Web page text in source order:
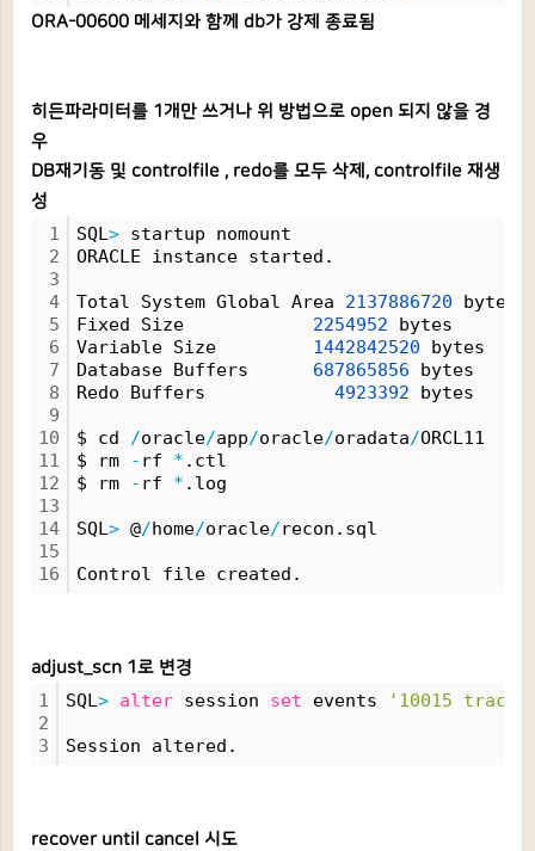
ORA-00600 메세지와 함께 db가 강제 종료됨
히든파라미터를 1개만 쓰거나 위 방법으로 open 되지 않을 경
우
DB재기동 및 controlfile , redo를 모두 삭제, controlfile 재생
성
1
2
3
4
5
6
7
8
9
10
11
12
13
14
15
16
SQL> startup nomount
ORACLE instance started.
Total System Global Area 2137886720 bytes
Fixed Size 2254952 bytes
Variable Size 1442842520 bytes
Database Buffers 687865856 bytes
Redo Buffers 4923392 bytes
$ cd /oracle/app/oracle/oradata/ORCL11
$ rm
- rf * .ctl
$ rm
- rf * .log
SQL> @/home/oracle/recon.sql
Control file created.
adjust_scn 1로 변경
1
2
3
SQL> alter session set events '10015 trace
Session altered.
recover until cancel 시도